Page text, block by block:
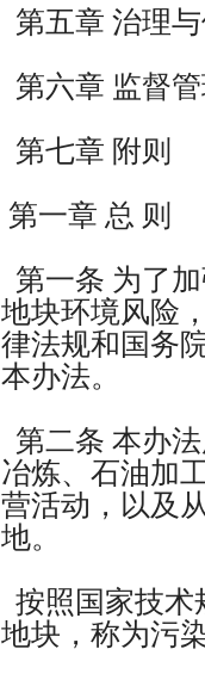
第五章 治理
第六章 监督
第七章 附则
第一章 总 则
第一条 为了
地块环境风险
律法规和国务
本办法。
第二条 本办
冶炼、石油加
营活动，以及
地。
按照国家技术
地块，称为污